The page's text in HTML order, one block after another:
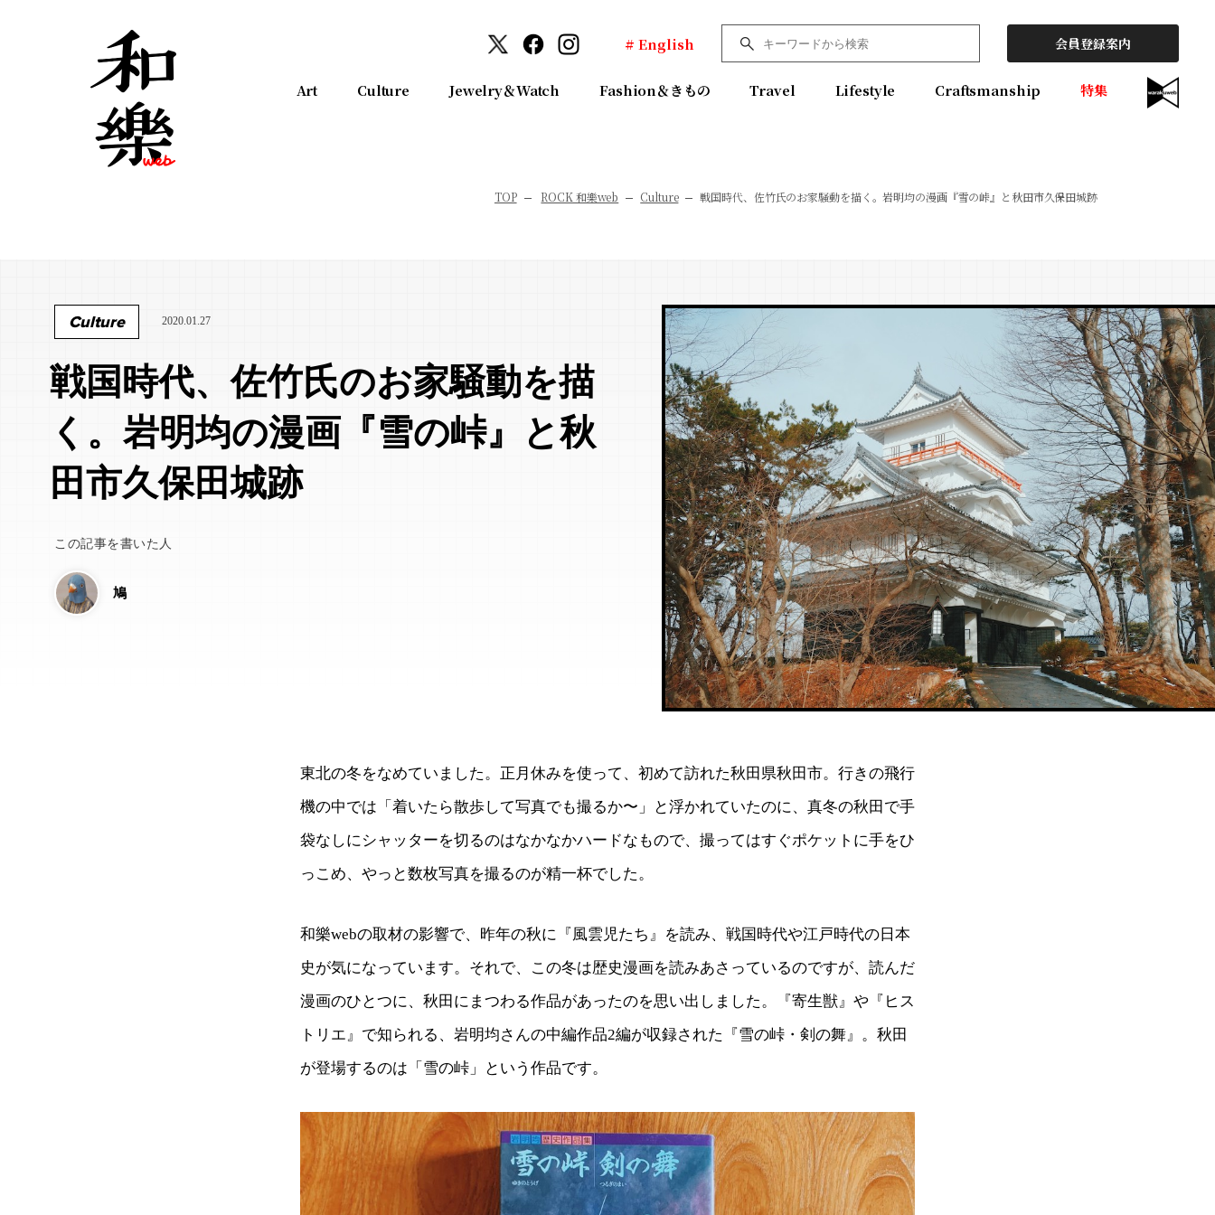
# English 会員登録案内
Art Culture Jewelry＆Watch Fashion＆きもの Travel Lifestyle Craftsmanship 特集
TOP ROCK 和樂web Culture 戦国時代、佐竹氏のお家騒動を描く。岩明均の漫画『雪の峠』と秋田市久保田城跡
Culture 2020.01.27
戦国時代、佐竹氏のお家騒動を描
く。岩明均の漫画『雪の峠』と秋
田市久保田城跡
この記事を書いた人
鳩
東北の冬をなめていました。正月休みを使って、初めて訪れた秋田県秋田市。行きの飛行
機の中では「着いたら散歩して写真でも撮るか〜」と浮かれていたのに、真冬の秋田で手
袋なしにシャッターを切るのはなかなかハードなもので、撮ってはすぐポケットに手をひ
っこめ、やっと数枚写真を撮るのが精一杯でした。
和樂webの取材の影響で、昨年の秋に『風雲児たち』を読み、戦国時代や江戸時代の日本
史が気になっています。それで、この冬は歴史漫画を読みあさっているのですが、読んだ
漫画のひとつに、秋田にまつわる作品があったのを思い出しました。『寄生獣』や『ヒス
トリエ』で知られる、岩明均さんの中編作品2編が収録された『雪の峠・剣の舞』。秋田
が登場するのは「雪の峠」という作品です。